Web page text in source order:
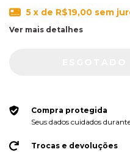
5 x de R$19,00 sem
Ver mais detalhes
Compra protegida
Seus dados cuidados
Trocas e devoluções